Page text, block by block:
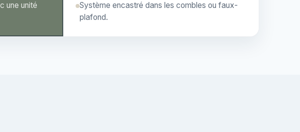
une unité
Système encastré dans les combles ou faux-
plafond.